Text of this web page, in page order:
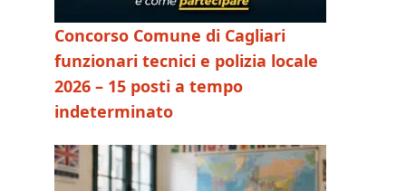
Concorso Comune di Cagliari
funzionari tecnici e polizia locale
2026 – 15 posti a tempo
indeterminato